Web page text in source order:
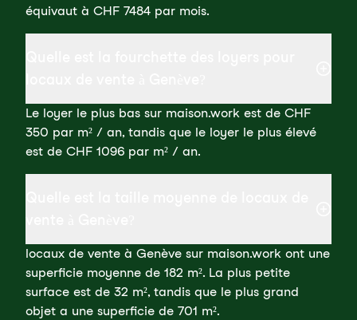
équivaut à CHF 7484 par mois.
Le loyer le plus bas sur maison.work est de CHF
350 par m² / an, tandis que le loyer le plus élevé
est de CHF 1096 par m² / an.
locaux de vente à Genève sur maison.work ont une
superficie moyenne de 182 m². La plus petite
surface est de 32 m², tandis que le plus grand
objet a une superficie de 701 m².